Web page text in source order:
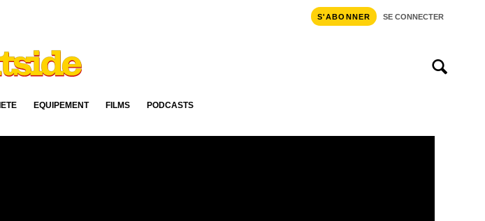
S'ABONNER SE CONNECTER
ÉQUIPEMENT FILMS PODCASTS